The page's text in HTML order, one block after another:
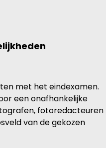
met het eindexamen.
een onafhankelijke
fotoredacteuren
van de gekozen